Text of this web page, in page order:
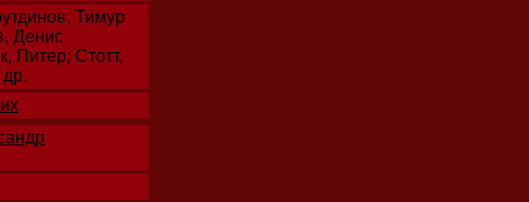
Тимур
Денис
Питер; Стотт,